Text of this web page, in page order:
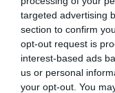
targeted advertising
section to confirm
opt-out request is
interest-based ads
us or personal
your opt-out. You
ξένων